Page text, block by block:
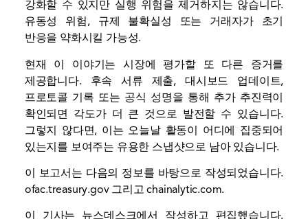
강화할 수 있지만 실행 위험을 제거하지는 않습니다.
유동성
위험, 규제 불확실성 또는 거래자가 초기
반응을 약화시킬 가능성.
현재 이 이야기는 시장에 평가할 또 다른 증거를
제공합니다. 후속 서류 제출, 대시보드 업데이트,
프로토콜 기록 또는 공식 성명을 통해 추가 추진력이
확인되면 각도가 더 큰 것으로 발전할 수 있습니다.
그렇지 않다면, 이는 오늘날 활동이 어디에 집중되어
있는지를 보여주는 유용한 스냅샷으로 남아 있습니다.
이 보고서는 다음의 정보를 바탕으로 작성되었습니다.
ofac.treasury.gov그리고chainalytic.com.
이 기사는 뉴스데스크에서 작성하고 편집했습니다.